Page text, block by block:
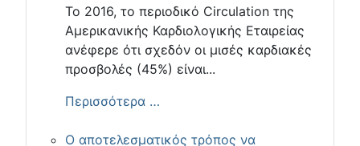
Το 2016, το περιοδικό Circulation της
Αμερικανικής Καρδιολογικής Εταιρείας
ανέφερε ότι σχεδόν οι μισές καρδιακές
προσβολές (45%) είναι...
Περισσότερα …
Ο αποτελεσματικός τρόπος να